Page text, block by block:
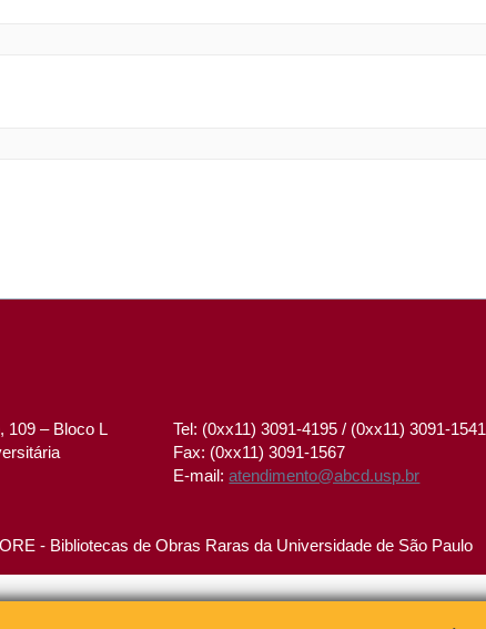
109 – Bloco L
Tel: (0xx11) 3091-4195 / (0xx11) 3091-1541
Fax: (0xx11) 3091-1567
E-mail:atendimento@abcd.usp.br
- Bibliotecas de Obras Raras da Universidade de São Paulo